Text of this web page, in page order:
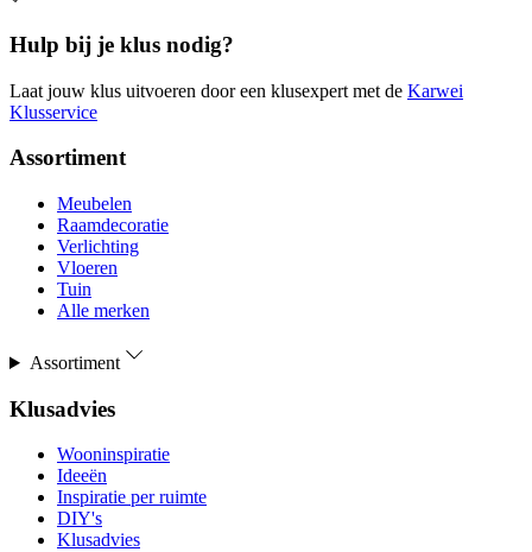
Hulp bij je klus nodig?
Laat jouw klus uitvoeren door een klusexpert met de Karwei
Klusservice
Assortiment
Meubelen
Raamdecoratie
Verlichting
Vloeren
Tuin
Alle merken
Assortiment
Klusadvies
Wooninspiratie
Ideeën
Inspiratie per ruimte
DIY's
Klusadvies